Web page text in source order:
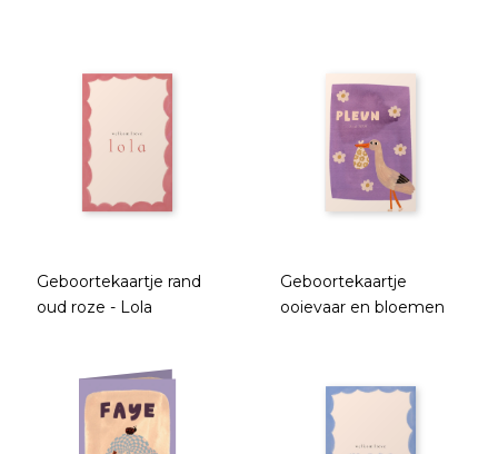
Geboortekaartje rand
oud roze - Lola
Geboortekaartje
ooievaar en bloemen